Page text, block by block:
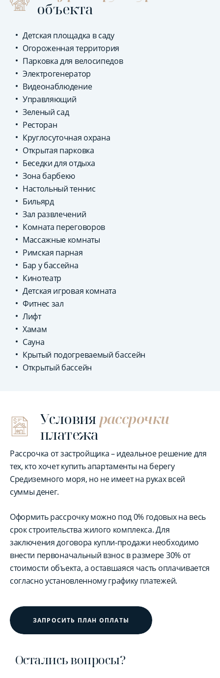
объекта
Детская площадка в саду
Огороженная территория
Парковка для велосипедов
Электрогенератор
Видеонаблюдение
Управляющий
Зеленый сад
Ресторан
Круглосуточная охрана
Открытая парковка
Беседки для отдыха
Зона барбекю
Настольный теннис
Бильярд
Зал развлечений
Комната переговоров
Массажные комнаты
Римская парная
Бар у бассейна
Кинотеатр
Детская игровая комната
Фитнес зал
Лифт
Хамам
Сауна
Крытый подогреваемый бассейн
Открытый бассейн
Условиярассрочки
платежа
Рассрочка от застройщика – идеальное решение для
тех, кто хочет купить апартаменты на берегу
Средиземного моря, но не имеет на руках всей
суммы денег.
Оформить рассрочку можно под 0% годовых на весь
срок строительства жилого комплекса. Для
заключения договора купли-продажи необходимо
внести первоначальный взнос в размере 30% от
стоимости объекта, а оставшаяся часть оплачивается
согласно установленному графику платежей.
ЗАПРОСИТЬ ПЛАН ОПЛАТЫ
Остались вопросы?